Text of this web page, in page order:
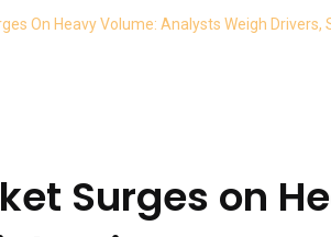
On Heavy Volume: Analysts Weigh Drivers,
Surges on